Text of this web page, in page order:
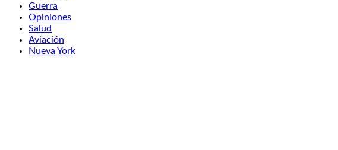
Guerra
Opiniones
Salud
Aviación
Nueva York